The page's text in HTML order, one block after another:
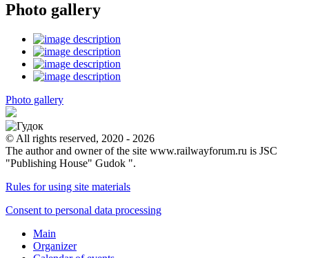
Photo gallery
Photo gallery
© All rights reserved, 2020 - 2026
The author and owner of the site www.railwayforum.ru is JSC
"Publishing House" Gudok ".
Rules for using site materials
Consent to personal data processing
Main
Organizer